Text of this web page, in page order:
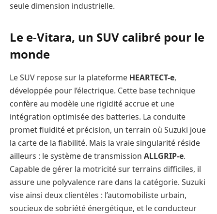
seule dimension industrielle.
Le e-Vitara, un SUV calibré pour le
monde
Le SUV repose sur la plateforme HEARTECT-e,
développée pour l’électrique. Cette base technique
confère au modèle une rigidité accrue et une
intégration optimisée des batteries. La conduite
promet fluidité et précision, un terrain où Suzuki joue
la carte de la fiabilité. Mais la vraie singularité réside
ailleurs : le système de transmission ALLGRIP-e.
Capable de gérer la motricité sur terrains difficiles, il
assure une polyvalence rare dans la catégorie. Suzuki
vise ainsi deux clientèles : l’automobiliste urbain,
soucieux de sobriété énergétique, et le conducteur